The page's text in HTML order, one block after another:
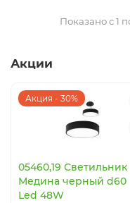
Показано с 1
Акции
Акция - 30%
05460,19 Светильник
Медина черный d60
Led 48W